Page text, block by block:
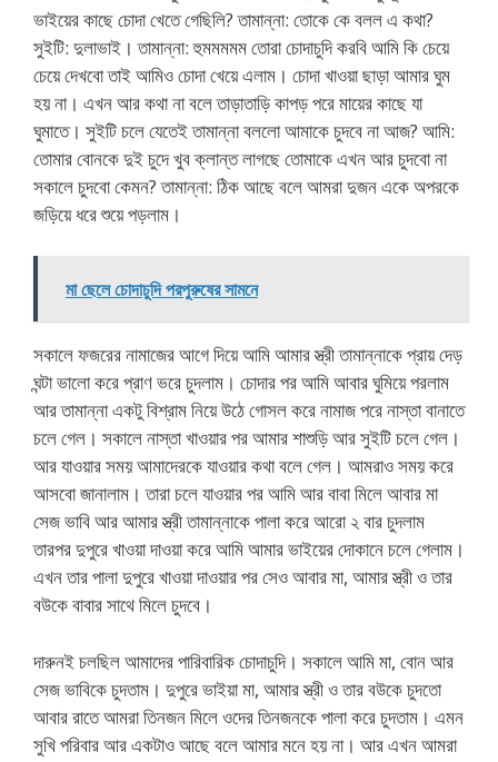
ভাইয়ের কাছে চোদা খেতে গেছিলি? তামান্না: তোকে কে বলল এ কথা?
সুইটি: দুলাভাই। তামান্না: হুমমমমম তোরা চোদাচুদি করবি আমি কি চেয়ে
চেয়ে দেখবো তাই আমিও চোদা খেয়ে এলাম। চোদা খাওয়া ছাড়া আমার ঘুম
হয় না। এখন আর কথা না বলে তাড়াতাড়ি কাপড় পরে মায়ের কাছে যা
ঘুমাতে। সুইটি চলে যেতেই তামান্না বললো আমাকে চুদবে না আজ? আমি:
তোমার বোনকে দুই চুদে খুব ক্লান্ত লাগছে তোমাকে এখন আর চুদবো না
সকালে চুদবো কেমন? তামান্না: ঠিক আছে বলে আমরা দুজন একে অপরকে
জড়িয়ে ধরে শুয়ে পড়লাম।
মা ছেলে চোদাচুদি পরপুরুষের সামনে
সকালে ফজরের নামাজের আগে দিয়ে আমি আমার স্ত্রী তামান্নাকে প্রায় দেড়
ঘন্টা ভালো করে প্রাণ ভরে চুদলাম। চোদার পর আমি আবার ঘুমিয়ে পরলাম
আর তামান্না একটু বিশ্রাম নিয়ে উঠে গোসল করে নামাজ পরে নাস্তা বানাতে
চলে গেল। সকালে নাস্তা খাওয়ার পর আমার শাশুড়ি আর সুইটি চলে গেল।
আর যাওয়ার সময় আমাদেরকে যাওয়ার কথা বলে গেল। আমরাও সময় করে
আসবো জানালাম। তারা চলে যাওয়ার পর আমি আর বাবা মিলে আবার মা
সেজ ভাবি আর আমার স্ত্রী তামান্নাকে পালা করে আরো ২ বার চুদলাম
তারপর দুপুরে খাওয়া দাওয়া করে আমি আমার ভাইয়ের দোকানে চলে গেলাম।
এখন তার পালা দুপুরে খাওয়া দাওয়ার পর সেও আবার মা, আমার স্ত্রী ও তার
বউকে বাবার সাথে মিলে চুদবে।
দারুনই চলছিল আমাদের পারিবারিক চোদাচুদি। সকালে আমি মা, বোন আর
সেজ ভাবিকে চুদতাম। দুপুরে ভাইয়া মা, আমার স্ত্রী ও তার বউকে চুদতো
আবার রাতে আমরা তিনজন মিলে ওদের তিনজনকে পালা করে চুদতাম। এমন
সুখি পরিবার আর একটাও আছে বলে আমার মনে হয় না। আর এখন আমরা